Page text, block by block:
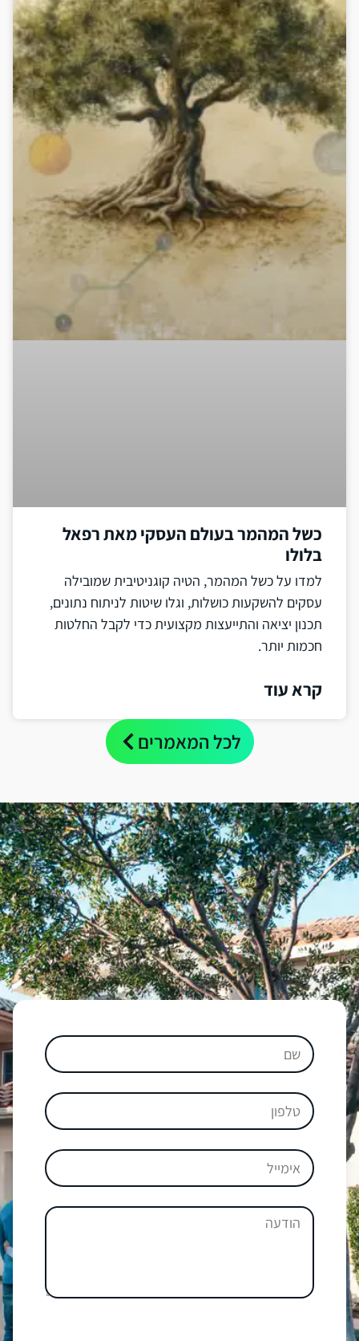
כשל המהמר בעולם העסקי מאת רפאל
בלולו
למדו על כשל המהמר, הטיה קוגניטיבית שמובילה
עסקים להשקעות כושלות, וגלו שיטות לניתוח נתונים,
תכנון יציאה והתייעצות מקצועית כדי לקבל החלטות
חכמות יותר.
קרא עוד
לכל המאמרים